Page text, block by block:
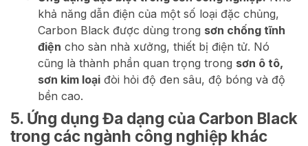
khả năng dẫn điện của một số loại đặc chủng,
Carbon Black được dùng trong sơn chống tĩnh
điện cho sàn nhà xưởng, thiết bị điện tử. Nó
cũng là thành phần quan trọng trong sơn ô tô,
sơn kim loại đòi hỏi độ đen sâu, độ bóng và độ
bền cao.
5. Ứng dụng Đa dạng của Carbon Black
trong các ngành công nghiệp khác